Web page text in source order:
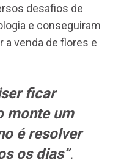
desafios de
e conseguiram
a venda de flores e
ficar
monte um
é resolver
os dias”.